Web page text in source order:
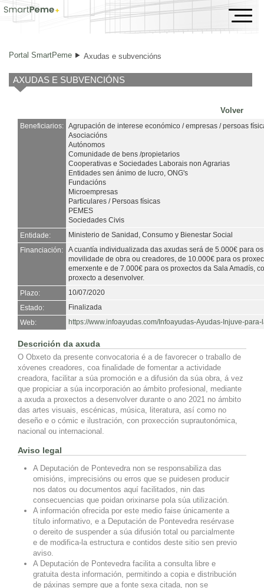
Axudas e subvencións
Portal SmartPeme Axudas e subvencións
AXUDAS E SUBVENCIÓNS
Volver
Beneficiarios: Agrupación de interese económico / empresas / persoas
Asociacións
Autónomos
Comunidade de bens /propietarios
Cooperativas e Sociedades Laborais non Agrarias
Entidades sen ánimo de lucro, ONG's
Fundacións
Microempresas
Particulares / Persoas físicas
PEMES
Sociedades Civis
Entidade:
Ministerio de Sanidad, Consumo y Bienestar Social
Financiación:
A cuantía individualizada das axudas será de 5.000€ para
movilidade de obra ou creadores, de 10.000€ para os
emerxente e de 7.000€ para os proxectos da Sala Amadís,
proxecto a desenvolver.
Plazo:
10/07/2020
Estado:
Finalizada
Web:
https://www.infoayudas.com/Infoayudas-Ayudas-Injuve-
Descrición da axuda
O Obxeto da presente convocatoria é a de favorecer o traballo de
xóvenes creadores, coa finalidade de fomentar a actividade
creadora, facilitar a súa promoción e a difusión da súa obra, á vez
que propiciar a súa incorporación ao ámbito profesional, mediante
a axuda a proxectos a desenvolver durante o ano 2021 no ámbito
das artes visuais, escénicas, música, literatura, así como no
deseño e o cómic e ilustración, con proxección suprautonómica,
nacional ou internacional.
Aviso legal
A Deputación de Pontevedra non se responsabiliza das
omisións, imprecisións ou erros que se puidesen producir
nos datos ou documentos aquí facilitados, nin das
consecuencias que poidan orixinarse pola súa utilización.
A información ofrecida por este medio faise únicamente a
título informativo, e a Deputación de Pontevedra resérvase
o dereito de suspender a súa difusión total ou parcialmente
e de modifica-la estructura e contidos deste sitio sen previo
aviso.
A Deputación de Pontevedra facilita a consulta libre e
gratuita desta información, permitindo a copia e distribución
de páxinas sempre que a fonte sexa citada, non se